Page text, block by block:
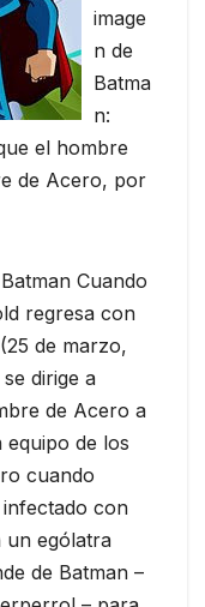
image
n de
Batma
n:
el hombre
de Acero, por
Cuando
regresa con
de marzo,
dirige a
de Acero a
de los
cuando
con
un ególatra
de Batman –